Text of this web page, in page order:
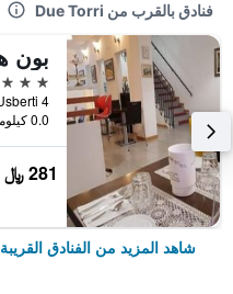
فنادق بالقرب من Due Torri
3 نجوم
0.0 كيلومتر عن وسط المدينة
281 ﷼
شاهد المزيد من الفنادق القريبة